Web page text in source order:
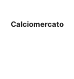
Calciomercato